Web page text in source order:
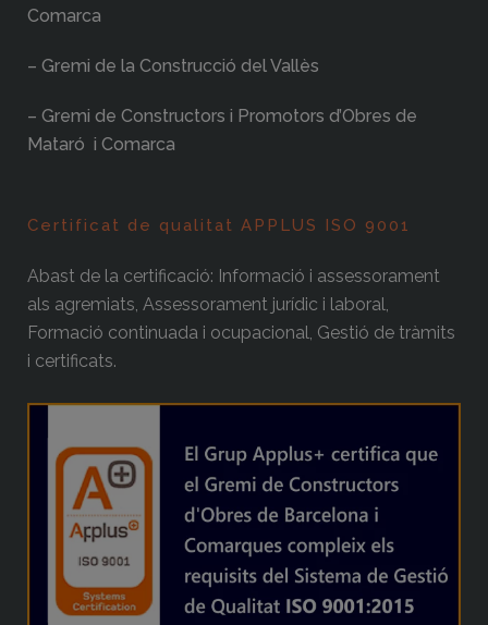
Comarca
– Gremi de la Construcció del Vallès
– Gremi de Constructors i Promotors d’Obres de
Mataró i Comarca
Certificat de qualitat APPLUS ISO 9001
Abast de la certificació: Informació i assessorament
als agremiats, Assessorament jurídic i laboral,
Formació continuada i ocupacional, Gestió de tràmits
i certificats.